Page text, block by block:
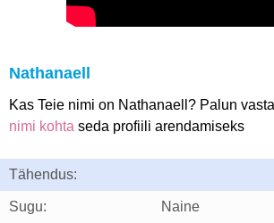
Nathanaell
Kas Teie nimi on Nathanaell? Palun vasta
nimi kohta seda profiili arendamiseks
Tähendus:
Sugu: Naine